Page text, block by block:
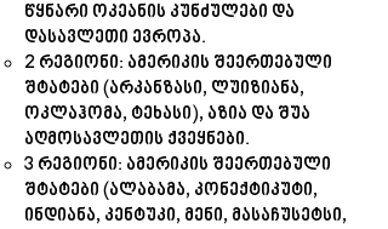
წყნარი ოკეანის კუნძულები და
დასავლეთი ევროპა.
2 რეგიონი: ამერიკის შეერთებული
შტატები (არკანზასი, ლუიზიანა,
ოკლაჰომა, ტეხასი), აზია და შუა
აღმოსავლეთის ქვეყნები.
3 რეგიონი: ამერიკის შეერთებული
შტატები (ალაბამა, კონექტიკუტი,
ინდიანა, კენტუკი, მენი, მასაჩუსეტსი,